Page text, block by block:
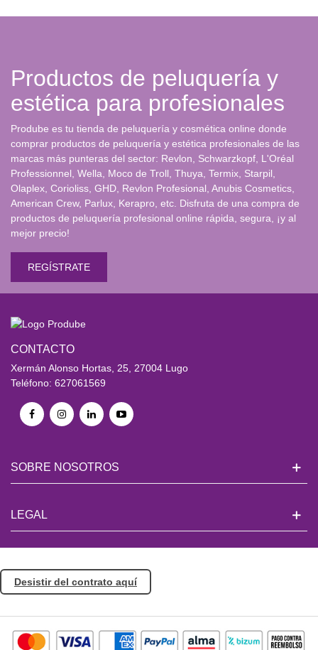
Productos de peluquería y
estética para profesionales
Prodube es tu tienda de peluquería y cosmética online donde
comprar productos de peluquería y estética profesionales de las
marcas más punteras del sector: Revlon, Schwarzkopf, L'Oréal
Professionnel, Wella, Moco de Troll, Thuya, Termix, Starpil,
Olaplex, Corioliss, GHD, Revlon Profesional, Anubis Cosmetics,
American Crew, Parlux, Kerapro, etc. Disfruta de una compra de
productos de peluquería profesional online rápida, segura, ¡y al
mejor precio!
REGÍSTRATE
CONTACTO
Xermán Alonso Hortas, 25, 27004 Lugo
Teléfono: 627061569
SOBRE NOSOTROS
LEGAL
Desistir del contrato aquí